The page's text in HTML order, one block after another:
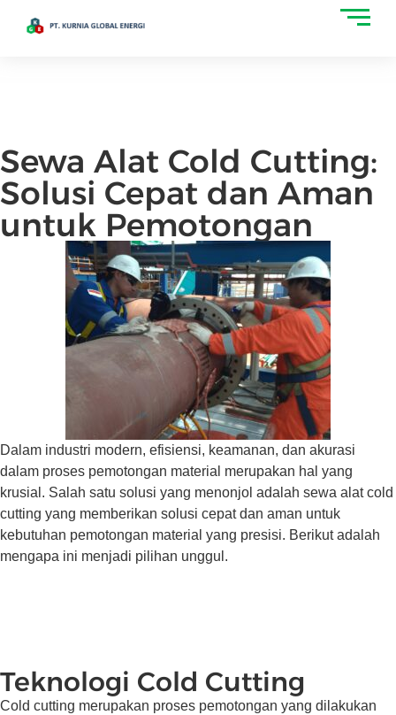
Sewa Alat Cold Cutting:
Solusi Cepat dan Aman
untuk Pemotongan
Dalam industri modern, efisiensi, keamanan, dan akurasi
dalam proses pemotongan material merupakan hal yang
krusial. Salah satu solusi yang menonjol adalah sewa alat cold
cutting yang memberikan solusi cepat dan aman untuk
kebutuhan pemotongan material yang presisi. Berikut adalah
mengapa ini menjadi pilihan unggul.
Teknologi Cold Cutting
Cold cutting merupakan proses pemotongan yang dilakukan